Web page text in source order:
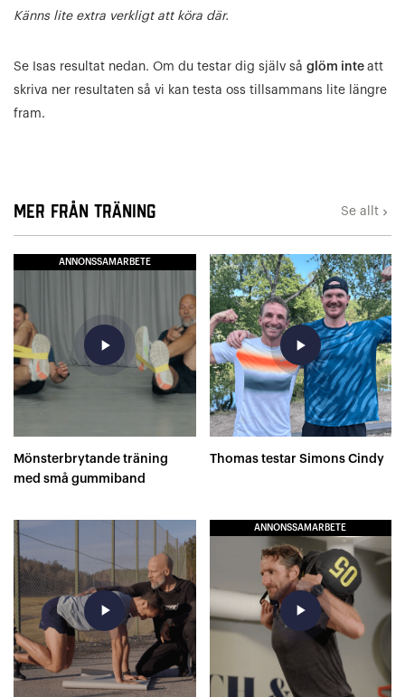
Känns lite extra verkligt att köra där.
Se Isas resultat nedan. Om du testar dig själv så glöm inte att
skriva ner resultaten så vi kan testa oss tillsammans lite längre
fram.
Mer från Träning Se allt keyboard_arrow_right
ANNONSSAMARBETE
play_arrow
Mönsterbrytande träning
med små gummiband
play_arrow
Thomas testar Simons Cindy
play_arrow
ANNONSSAMARBETE
play_arrow